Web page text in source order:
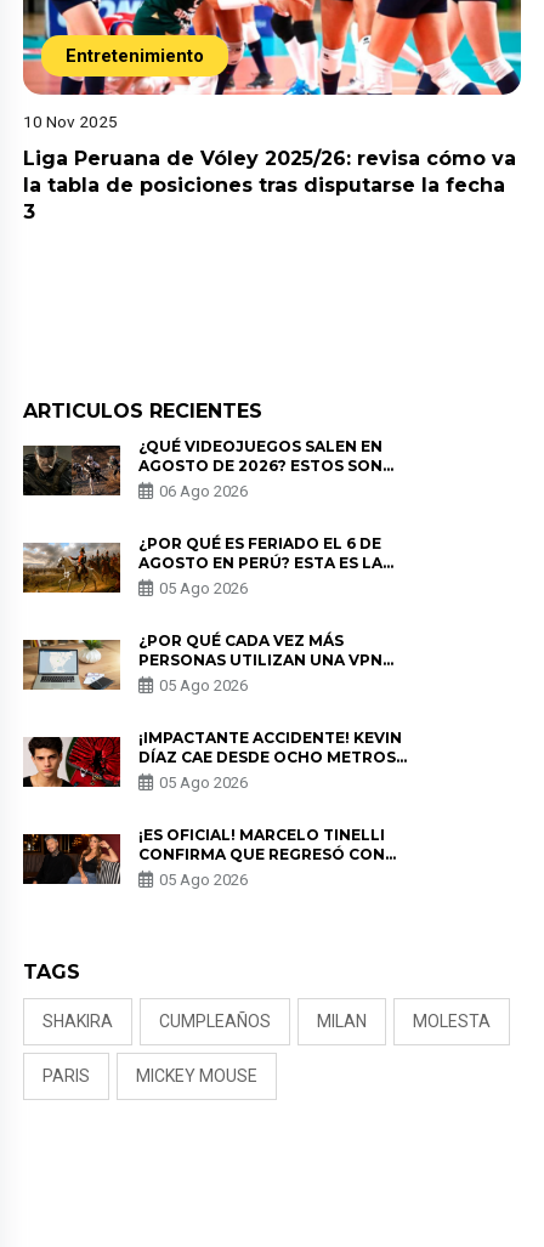
Entretenimiento
10 Nov 2025
Liga Peruana de Vóley 2025/26: revisa cómo va
la tabla de posiciones tras disputarse la fecha
3
ARTICULOS RECIENTES
¿QUÉ VIDEOJUEGOS SALEN EN
AGOSTO DE 2026? ESTOS SON
LOS ESTRENOS MÁS ESPERADOS
06 Ago 2026
¿POR QUÉ ES FERIADO EL 6 DE
AGOSTO EN PERÚ? ESTA ES LA
HISTORIA
05 Ago 2026
¿POR QUÉ CADA VEZ MÁS
PERSONAS UTILIZAN UNA VPN
PARA PROTEGER SU
PRIVACIDAD?
05 Ago 2026
¡IMPACTANTE ACCIDENTE! KEVIN
DÍAZ CAE DESDE OCHO METROS
EN “ESTO ES GUERRA” Y GENERA
PREOCUPACIÓN
05 Ago 2026
¡ES OFICIAL! MARCELO TINELLI
CONFIRMA QUE REGRESÓ CON
MILETT FIGUEROA: “EL AMOR
PUDO MÁS”
05 Ago 2026
TAGS
SHAKIRA CUMPLEAÑOS MILAN MOLESTA
PARIS MICKEY MOUSE